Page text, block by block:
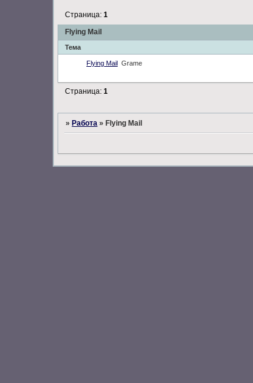
Flying Mail
Страница:1
Тема
Flying Mail Grame
Страница:1
» Работа » Flying Mail